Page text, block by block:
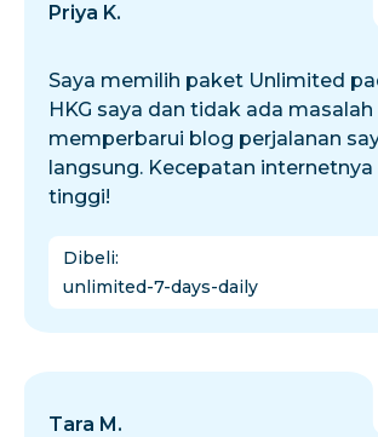
Priya K.
Saya memilih paket Unlimited
HKG saya dan tidak ada masalah
memperbarui blog perjalanan
langsung. Kecepatan
tinggi!
Dibeli:
unlimited-7-days-daily
Tara M.